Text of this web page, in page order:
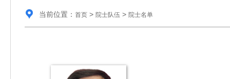
当前位置： 首页> 院士队伍 > 院士名单